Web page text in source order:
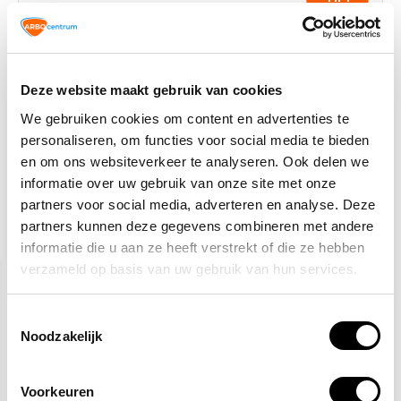
Deze website maakt gebruik van cookies
We gebruiken cookies om content en advertenties te
personaliseren, om functies voor social media te bieden
en om ons websiteverkeer te analyseren. Ook delen we
informatie over uw gebruik van onze site met onze
partners voor social media, adverteren en analyse. Deze
partners kunnen deze gegevens combineren met andere
informatie die u aan ze heeft verstrekt of die ze hebben
verzameld op basis van uw gebruik van hun services.
Noodzakelijk
Voorkeuren
Je bespaart:
(29% Korting)
Toevoegen aan winkelwagen
Gerelateerde producten